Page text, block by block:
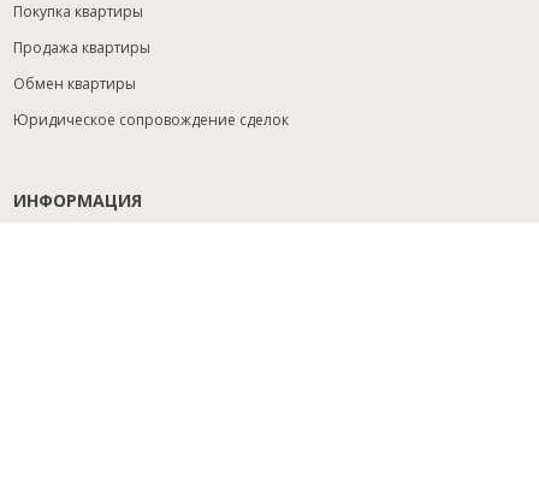
Покупка квартиры
Продажа квартиры
Обмен квартиры
Юридическое сопровождение сделок
ИНФОРМАЦИЯ